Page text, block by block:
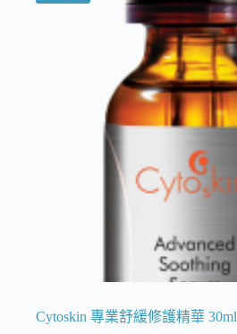
Cytoskin 專業舒緩修護精華 30ml